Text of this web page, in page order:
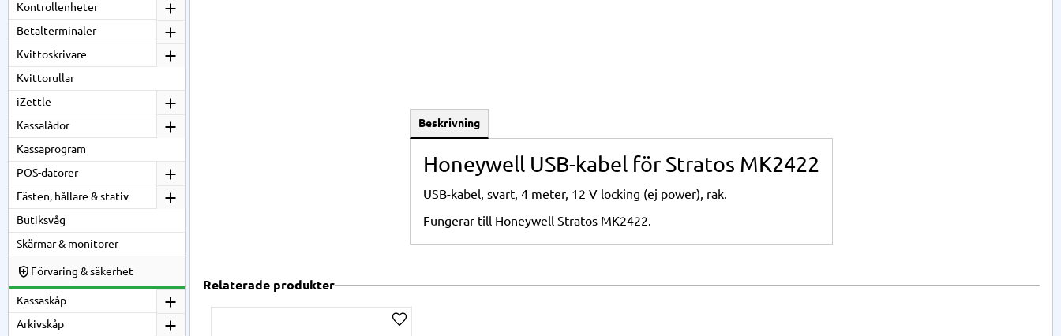
Beskrivning
Honeywell USB-kabel för Stratos MK2422
USB-kabel, svart, 4 meter, 12 V locking (ej power), rak.
Fungerar till Honeywell Stratos MK2422.
Relaterade produkter
Lägg till i önskelista
Kontrollenheter
Betalterminaler
Kvittoskrivare
Kvittorullar
iZettle
Kassalådor
Kassaprogram
POS-datorer
Fästen, hållare & stativ
Butiksvåg
Skärmar & monitorer
Förvaring & säkerhet
Kassaskåp
Arkivskåp